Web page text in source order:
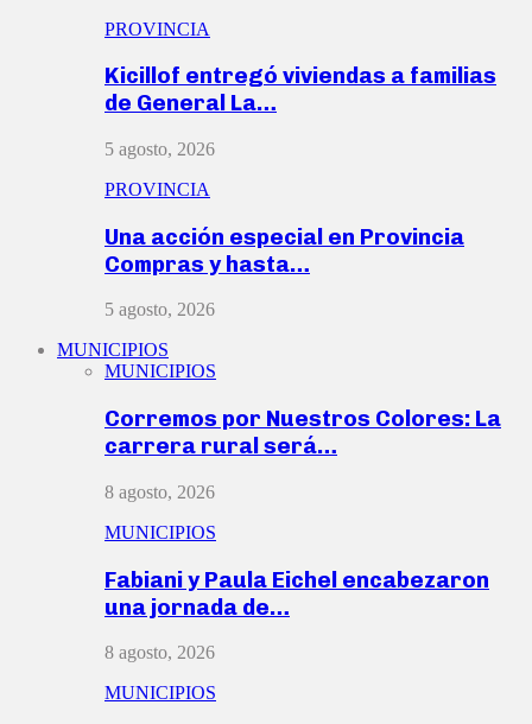
PROVINCIA
Kicillof entregó viviendas a familias
de General La…
5 agosto, 2026
PROVINCIA
Una acción especial en Provincia
Compras y hasta…
5 agosto, 2026
MUNICIPIOS
MUNICIPIOS
Corremos por Nuestros Colores: La
carrera rural será…
8 agosto, 2026
MUNICIPIOS
Fabiani y Paula Eichel encabezaron
una jornada de…
8 agosto, 2026
MUNICIPIOS